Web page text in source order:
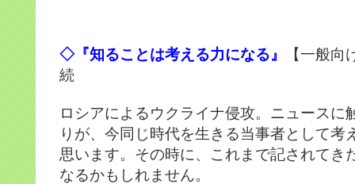
◇『知ることは考える力になる』
【一般
続
ロシアによるウクライナ侵攻。ニュースに
りが、今同じ時代を生きる当事者として考
思います。その時に、これまで記されてき
なるかもしれません。